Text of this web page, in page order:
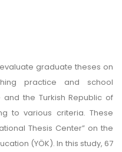
graduate theses on
practice and school
the Turkish Republic of
to various criteria. These
Thesis Center” on the
(YÖK). In this study, 67